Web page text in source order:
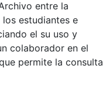
entre la
estudiantes e
el su uso y
colaborador en el
permite la consulta